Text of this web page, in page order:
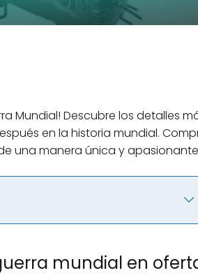
Mundial! Descubre los detalles
en la historia mundial.
una manera única y
mundial en